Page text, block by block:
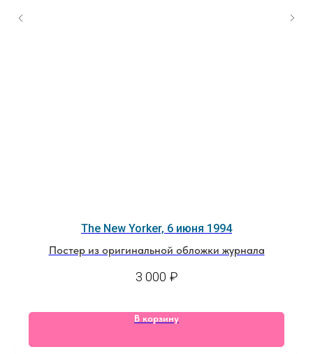
The New Yorker, 6 июня 1994
Постер из оригинальной обложки журнала
3 000 ₽
В корзину